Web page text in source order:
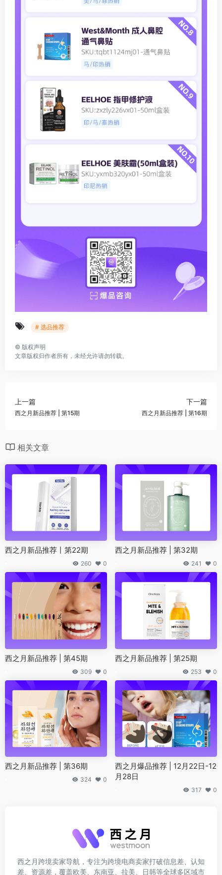
# 选品推荐
© 版权声明
文章版权归作者所有，未经允许请勿转载。
上一篇
西之月新品推荐 | 第15期
下一篇
西之月新品推荐 | 第16期
相关文章
西之月新品推荐丨第22期
260 0
西之月新品推荐 | 第32期
241 0
西之月新品推荐 | 第45期
309 0
西之月新品推荐 | 第25期
253 0
西之月新品推荐 | 第36期
324 0
西之月爆品推荐 | 12月22日-12
月28日
317 0
西之月跨境卖家导航，专注为跨境电商卖家打破信息差、认知
差、资源差，覆盖欧美、东南亚、拉美、日韩等全球多区域市